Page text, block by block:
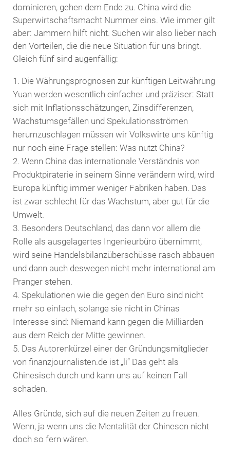
dominieren, gehen dem Ende zu. China wird die
Superwirtschaftsmacht Nummer eins. Wie immer gilt
aber: Jammern hilft nicht. Suchen wir also lieber nach
den Vorteilen, die die neue Situation für uns bringt.
Gleich fünf sind augenfällig:
Die Währungsprognosen zur künftigen Leitwährung
Yuan werden wesentlich einfacher und präziser: Statt
sich mit Inflationsschätzungen, Zinsdifferenzen,
Wachstumsgefällen und Spekulationsströmen
herumzuschlagen müssen wir Volkswirte uns künftig
nur noch eine Frage stellen: Was nutzt China?
Wenn China das internationale Verständnis von
Produktpiraterie in seinem Sinne verändern wird, wird
Europa künftig immer weniger Fabriken haben. Das
ist zwar schlecht für das Wachstum, aber gut für die
Umwelt.
Besonders Deutschland, das dann vor allem die
Rolle als ausgelagertes Ingenieurbüro übernimmt,
wird seine Handelsbilanzüberschüsse rasch abbauen
und dann auch deswegen nicht mehr international am
Pranger stehen.
Spekulationen wie die gegen den Euro sind nicht
mehr so einfach, solange sie nicht in Chinas
Interesse sind: Niemand kann gegen die Milliarden
aus dem Reich der Mitte gewinnen.
Das Autorenkürzel einer der Gründungsmitglieder
von finanzjournalisten.de ist „li“ Das geht als
Chinesisch durch und kann uns auf keinen Fall
schaden.
Alles Gründe, sich auf die neuen Zeiten zu freuen.
Wenn, ja wenn uns die Mentalität der Chinesen nicht
doch so fern wären.